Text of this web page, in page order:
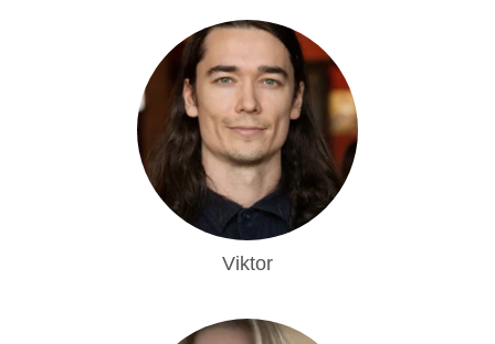
Viktor